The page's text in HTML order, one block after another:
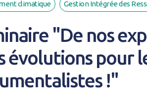
climatique Gestion Intégrée des
"De nos
évolutions pour
!"